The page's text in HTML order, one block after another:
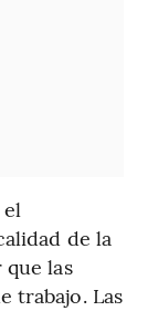
de la
las
trabajo. Las